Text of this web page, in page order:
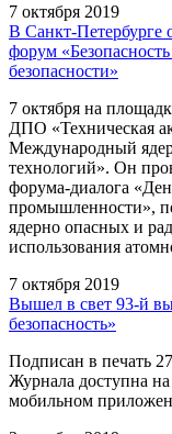
7 октября 2019
В Санкт-
форум
безопасности»
7 октября на
ДПО «Техническая
Международный
технологий». Он
форума-диалога
промышленности»,
ядерно опасных и
использования
7 октября 2019
Вышел в свет 93-й
безопасность»
Подписан в печать
Журнала доступна
мобильном